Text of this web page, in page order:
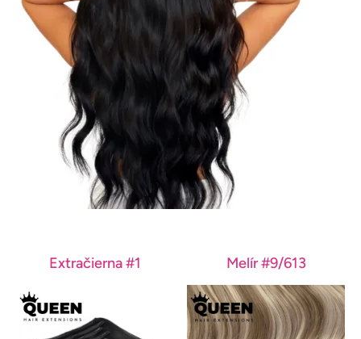
Extračierna #1 Melír #9/613